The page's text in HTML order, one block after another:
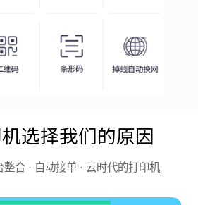
选择我们的原因
整合 · 自动接单 · 云时代的打印机